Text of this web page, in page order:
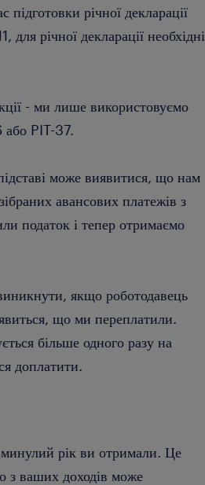
підготовки річної декларації
річної декларації необхідні
- ми лише використовуємо
або PIT-37.
може виявитися, що нам
авансових платежів з
податок і тепер отримаємо
якщо роботодавець
що ми переплатили.
більше одного разу на
доплатити.
рік ви отримали. Це
з ваших доходів може